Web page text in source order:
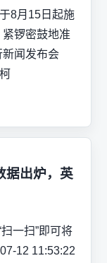
8月15日起施
锣密鼓地准
新闻发布会
据出炉，英
一扫”即可将
12 11:53:22